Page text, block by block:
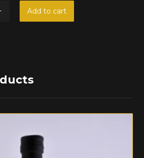
Add to cart